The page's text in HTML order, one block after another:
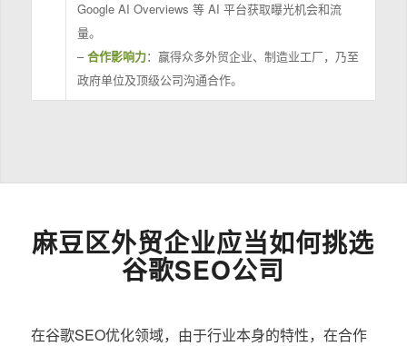
Google AI Overviews 等 AI 平台获取曝光机会和流
量。
–合作影响力：赢得众多外贸企业、制造业工厂，乃至
政府单位及顶级公司沟通合作。
麻豆区外贸企业应当如何挑选
谷歌SEO公司
在谷歌SEO优化领域，由于行业本身的特性，在合作